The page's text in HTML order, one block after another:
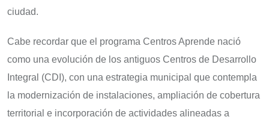
ciudad.
Cabe recordar que el programa Centros Aprende nació
como una evolución de los antiguos Centros de Desarrollo
Integral (CDI), con una estrategia municipal que contempla
la modernización de instalaciones, ampliación de cobertura
territorial e incorporación de actividades alineadas a